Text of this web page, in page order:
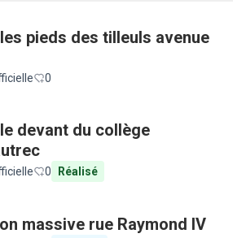
pieds des tilleuls avenue
0
devant du collège
0 Réalisé
massive rue Raymond IV